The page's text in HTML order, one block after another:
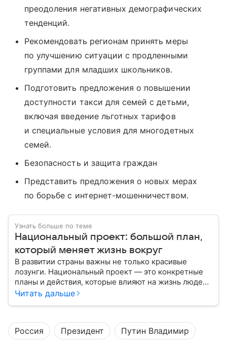
преодоления негативных демографических
тенденций.
Рекомендовать регионам принять меры
по улучшению ситуации с продленными
группами для младших школьников.
Подготовить предложения о повышении
доступности такси для семей с детьми,
включая введение льготных тарифов
и специальные условия для многодетных
семей.
Безопасность и защита граждан
Представить предложения о новых мерах
по борьбе с интернет-мошенничеством.
Узнать больше по теме
Национальный проект: большой план,
который меняет жизнь вокруг
В развитии страны важны не только красивые
лозунги. Национальный проект — это конкретные
планы и действия, которые влияют на жизнь людей
уже сегодня.
Читать дальше
Россия Президент Путин Владимир